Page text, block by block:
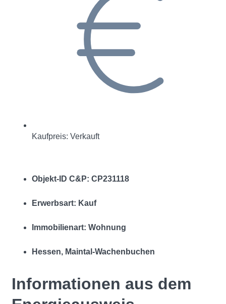
Kaufpreis: Verkauft
Objekt-ID C&P: CP231118
Erwerbsart: Kauf
Immobilienart: Wohnung
Hessen, Maintal-Wachenbuchen
Informationen aus dem